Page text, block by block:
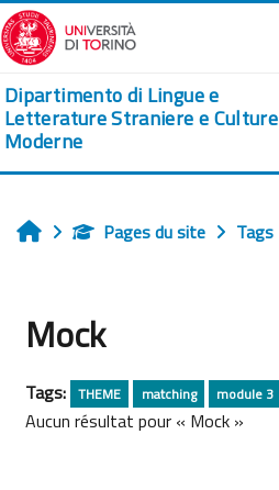
Passer au contenu principal
Dipartimento di Lingue e
Letterature Straniere e Culture
Moderne
AccueilPages du site Tags
Mock
Tags: THEME matching module 3
Aucun résultat pour « Mock »